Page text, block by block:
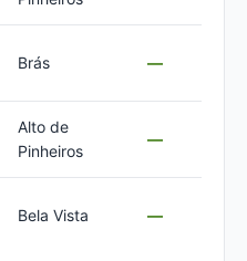
Brás —
Alto de
Pinheiros
—
Bela Vista —